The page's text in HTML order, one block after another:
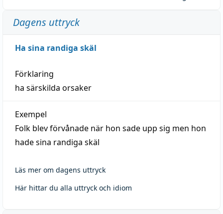
Dagens uttryck
Ha sina randiga skäl
Förklaring
ha särskilda orsaker
Exempel
Folk blev förvånade när hon sade upp sig men hon
hade sina randiga skäl
Läs mer om dagens uttryck
Här hittar du alla uttryck och idiom